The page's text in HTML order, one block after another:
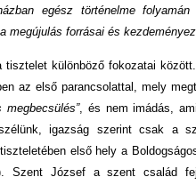
egész történelme folyamán
forrásai és
tisztelet különböző fokozatai
az első parancsolattal, mely
, és nem imádás,
igazság szerint csak a
első hely a
Szent József a szent család